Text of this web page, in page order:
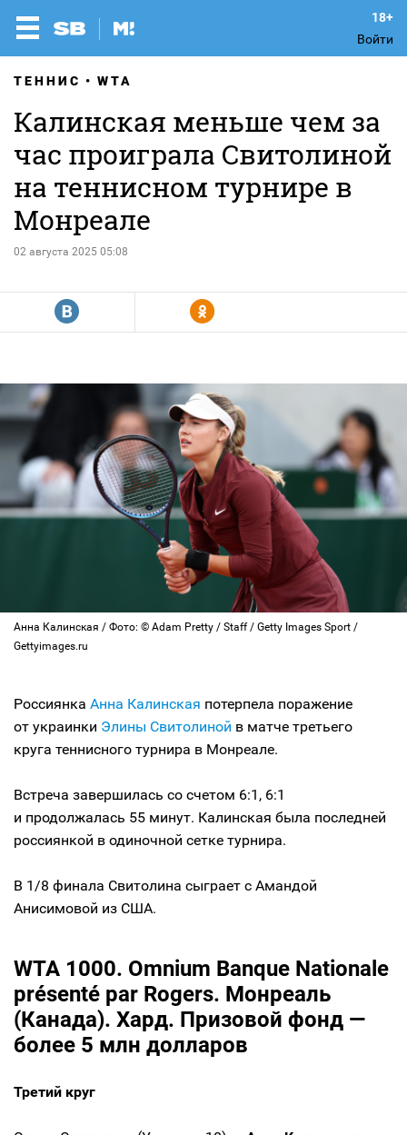
Войти
ТЕННИС WTA
Калинская меньше чем за
час проиграла Свитолиной
на теннисном турнире в
Монреале
02 августа 2025 05:08
R Y
Анна Калинская / Фото: © Adam Pretty / Staff / Getty Images Sport /
Gettyimages.ru
Россиянка Анна Калинская потерпела поражение
от украинки Элины Свитолиной в матче третьего
круга теннисного турнира в Монреале.
Встреча завершилась со счетом 6:1, 6:1
и продолжалась 55 минут. Калинская была последней
россиянкой в одиночной сетке турнира.
В 1/8 финала Свитолина сыграет с Амандой
Анисимовой из США.
WTA 1000. Omnium Banque Nationale
présenté par Rogers. Монреаль
(Канада). Хард. Призовой фонд —
более 5 млн долларов
Третий круг